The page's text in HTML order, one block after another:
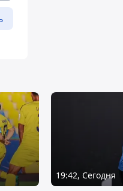
19:42, Сегодня